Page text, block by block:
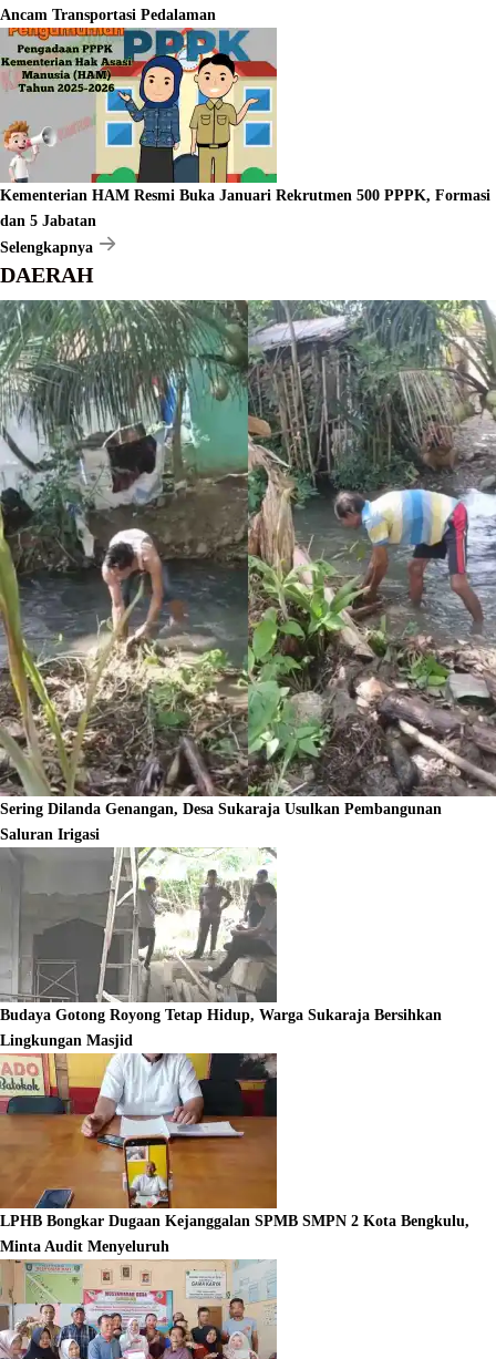
Ancam Transportasi Pedalaman
Kementerian HAM Resmi Buka Januari Rekrutmen 500 PPPK, Formasi
dan 5 Jabatan
Selengkapnya
DAERAH
Sering Dilanda Genangan, Desa Sukaraja Usulkan Pembangunan
Saluran Irigasi
Budaya Gotong Royong Tetap Hidup, Warga Sukaraja Bersihkan
Lingkungan Masjid
LPHB Bongkar Dugaan Kejanggalan SPMB SMPN 2 Kota Bengkulu,
Minta Audit Menyeluruh